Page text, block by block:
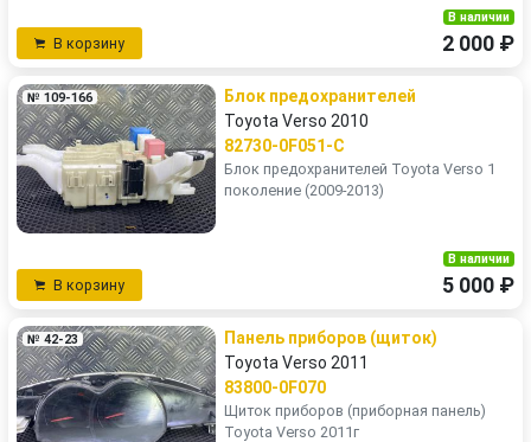
В корзину
В наличии
2 000 ₽
№ 109-166
Блок предохранителей
Toyota Verso 2010
82730-0F051-C
Блок предохранителей Toyota Verso 1
поколение (2009-2013)
В корзину
В наличии
5 000 ₽
№ 42-23
Панель приборов (щиток)
Toyota Verso 2011
83800-0F070
Щиток приборов (приборная панель)
Toyota Verso 2011г